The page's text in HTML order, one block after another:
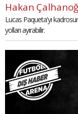
Lucas Paqueta'yı
yolları ayırabilir.